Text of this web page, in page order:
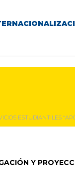
ESTUDIANTILES
Y